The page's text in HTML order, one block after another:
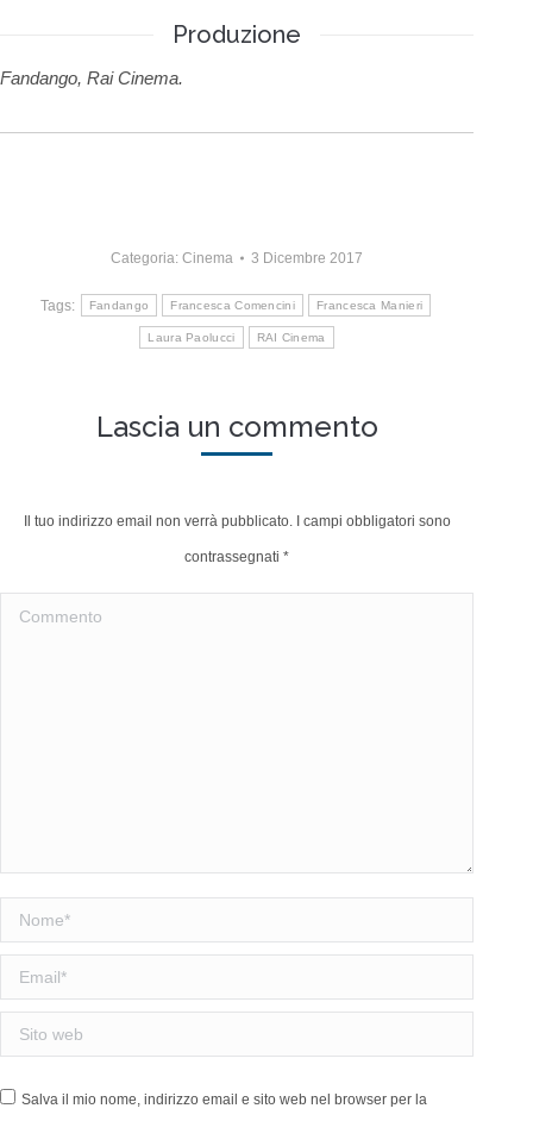
Produzione
Fandango, Rai Cinema.
Categoria: Cinema 3 Dicembre 2017
Tags: Fandango Francesca Comencini Francesca Manieri
Laura Paolucci RAI Cinema
Lascia un commento
Il tuo indirizzo email non verrà pubblicato. I campi obbligatori sono
contrassegnati *
Commento
Nome *
Email *
Sito web
Salva il mio nome, indirizzo email e sito web nel browser per la